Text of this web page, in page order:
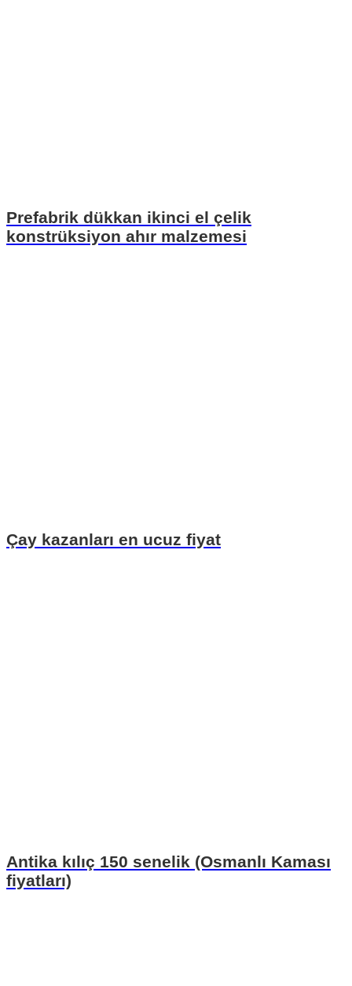
Prefabrik dükkan ikinci el çelik
konstrüksiyon ahır malzemesi
Çay kazanları en ucuz fiyat
Antika kılıç 150 senelik (Osmanlı Kaması
fiyatları)